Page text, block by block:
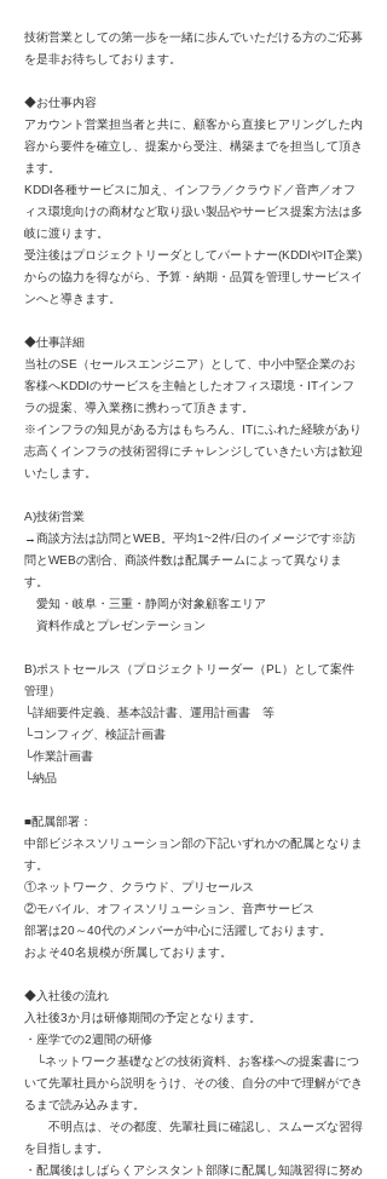
技術営業としての第一歩を一緒に歩んでいただける方のご応募
を是非お待ちしております。
◆お仕事内容
アカウント営業担当者と共に、顧客から直接ヒアリングした内
容から要件を確立し、提案から受注、構築までを担当して頂き
ます。
KDDI各種サービスに加え、インフラ／クラウド／音声／オフ
ィス環境向けの商材など取り扱い製品やサービス提案方法は多
岐に渡ります。
受注後はプロジェクトリーダとしてパートナー(KDDIやIT企業)
からの協力を得ながら、予算・納期・品質を管理しサービスイ
ンへと導きます。
◆仕事詳細
当社のSE（セールスエンジニア）として、中小中堅企業のお
客様へKDDIのサービスを主軸としたオフィス環境・ITインフ
ラの提案、導入業務に携わって頂きます。
※インフラの知見がある方はもちろん、ITにふれた経験があり
志高くインフラの技術習得にチャレンジしていきたい方は歓迎
いたします。
A)技術営業
→商談方法は訪問とWEB。平均1~2件/日のイメージです※訪
問とWEBの割合、商談件数は配属チームによって異なりま
す。
愛知・岐阜・三重・静岡が対象顧客エリア
資料作成とプレゼンテーション
B)ポストセールス（プロジェクトリーダー（PL）として案件
管理）
└詳細要件定義、基本設計書、運用計画書 等
└コンフィグ、検証計画書
└作業計画書
└納品
■配属部署：
中部ビジネスソリューション部の下記いずれかの配属となりま
す。
①ネットワーク、クラウド、プリセールス
②モバイル、オフィスソリューション、音声サービス
部署は20～40代のメンバーが中心に活躍しております。
およそ40名規模が所属しております。
◆入社後の流れ
入社後3か月は研修期間の予定となります。
・座学での2週間の研修
└ネットワーク基礎などの技術資料、お客様への提案書につ
いて先輩社員から説明をうけ、その後、自分の中で理解ができ
るまで読み込みます。
不明点は、その都度、先輩社員に確認し、スムーズな習得
を目指します。
・配属後はしばらくアシスタント部隊に配属し知識習得に努め